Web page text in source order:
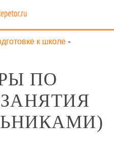
к школе -
ПО